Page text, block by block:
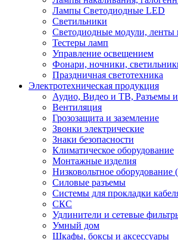
Лампы Светодиодные LED
Светильники
Светодиодные модули,
Тестеры ламп
Управление освещением
Фонари, ночники,
Праздничная светотехника
Электротехническая продукция
Аудио, Видео и ТВ, Разъемы
Вентиляция
Грозозащита и заземление
Звонки электрические
Знаки безопасности
Климатическое оборудование
Монтажные изделия
Низковольтное оборудование
Силовые разъемы
Системы для прокладки
СКС
Удлинители и сетевые
Умный дом
Шкафы, боксы и аксессуары